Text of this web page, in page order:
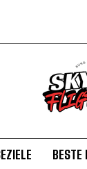
BESTE